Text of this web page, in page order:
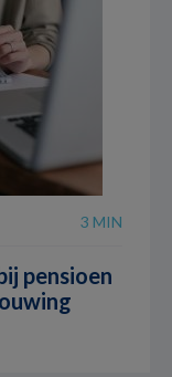
3 MIN
pensioen